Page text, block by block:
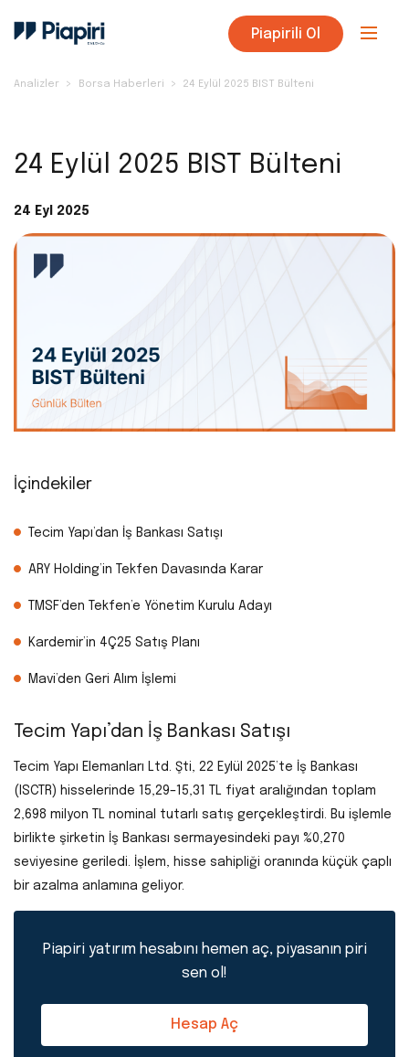
Piapirili Ol
Analizler Borsa Haberleri 24 Eylül 2025 BIST Bülteni
24 Eylül 2025 BIST Bülteni
24 Eyl 2025
İçindekiler
Tecim Yapı’dan İş Bankası Satışı
ARY Holding’in Tekfen Davasında Karar
TMSF’den Tekfen’e Yönetim Kurulu Adayı
Kardemir’in 4Ç25 Satış Planı
Mavi’den Geri Alım İşlemi
Tecim Yapı’dan İş Bankası Satışı
Tecim Yapı Elemanları Ltd. Şti, 22 Eylül 2025’te İş Bankası
(ISCTR) hisselerinde 15,29–15,31 TL fiyat aralığından toplam
2,698 milyon TL nominal tutarlı satış gerçekleştirdi. Bu işlemle
birlikte şirketin İş Bankası sermayesindeki payı %0,270
seviyesine geriledi. İşlem, hisse sahipliği oranında küçük çaplı
bir azalma anlamına geliyor.
Piapiri yatırım hesabını hemen aç, piyasanın piri
sen ol!
Hesap Aç